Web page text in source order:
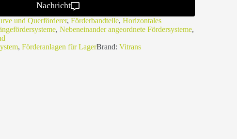
Nachricht
und Querförderer, Förderbandteile, Horizontales
, Nebeneinander angeordnete Fördersysteme,
, Förderanlagen für LagerBrand: Vitrans